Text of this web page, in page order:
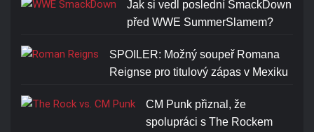
Jak si vedl poslední SmackDown
před WWE SummerSlamem?
SPOILER: Možný soupeř Romana
Reignse pro titulový zápas v Mexiku
CM Punk přiznal, že
spolupráci s The Rockem